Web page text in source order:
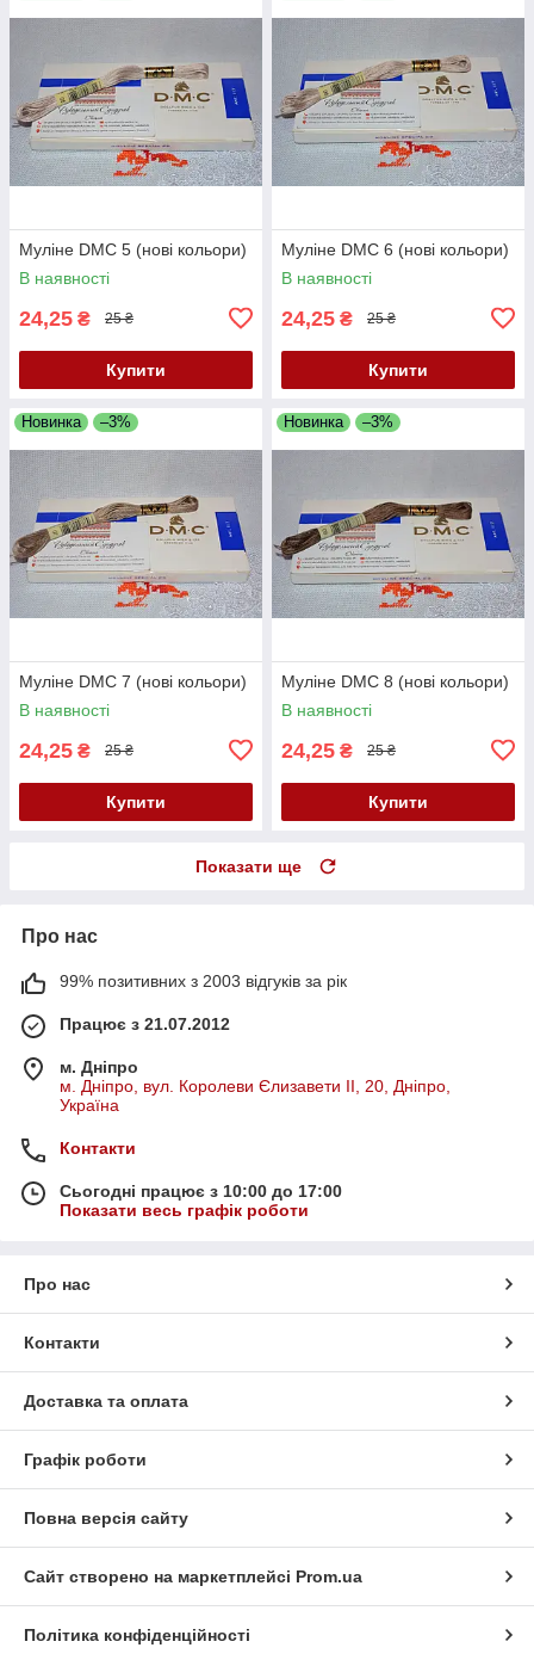
Муліне DMC 5 (нові кольори)
В наявності
24,25 ₴ 25 ₴
Купити
Муліне DMC 6 (нові кольори)
В наявності
24,25 ₴ 25 ₴
Купити
Новинка –3%
Муліне DMC 7 (нові кольори)
В наявності
24,25 ₴ 25 ₴
Купити
Новинка –3%
Муліне DMC 8 (нові кольори)
В наявності
24,25 ₴ 25 ₴
Купити
Показати ще
Про нас
99% позитивних з 2003 відгуків за рік
Працює з 21.07.2012
м. Дніпро
м. Дніпро, вул. Королеви Єлизавети ІІ, 20, Дніпро,
Україна
Контакти
Сьогодні працює з 10:00 до 17:00
Показати весь графік роботи
Про нас
Контакти
Доставка та оплата
Графік роботи
Повна версія сайту
Сайт створено на маркетплейсі Prom.ua
Політика конфіденційності